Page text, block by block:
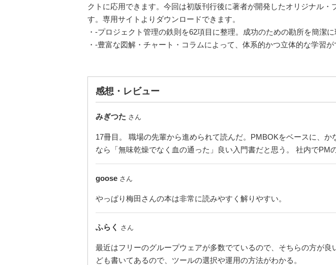
クトに応用できます。今回は初版刊行後に著者が開発したオリジナル
す。専用サイトよりダウンロードできます。
・-プロジェクト管理の鉄則を62項目に整理。成功のための勘所を簡潔に
・-豊富な図解・チャート・コラムによって、体系的かつ立体的な学習が
感想・レビュー
みぎつた さん
17冊目。 職場の先輩から進められて読んだ。PMBOKをベースに、
なら「無味乾燥でなく血の通った」良い入門書だと思う。 社内でPM
goose さん
やっぱり梅田さんの本は非常に読みやすく解りやすい。
ふらく さん
最近はフリーのグループウェアが多数でているので、そちらの方が
ども書いてあるので、ツールの選択や運用の方法がわかる。